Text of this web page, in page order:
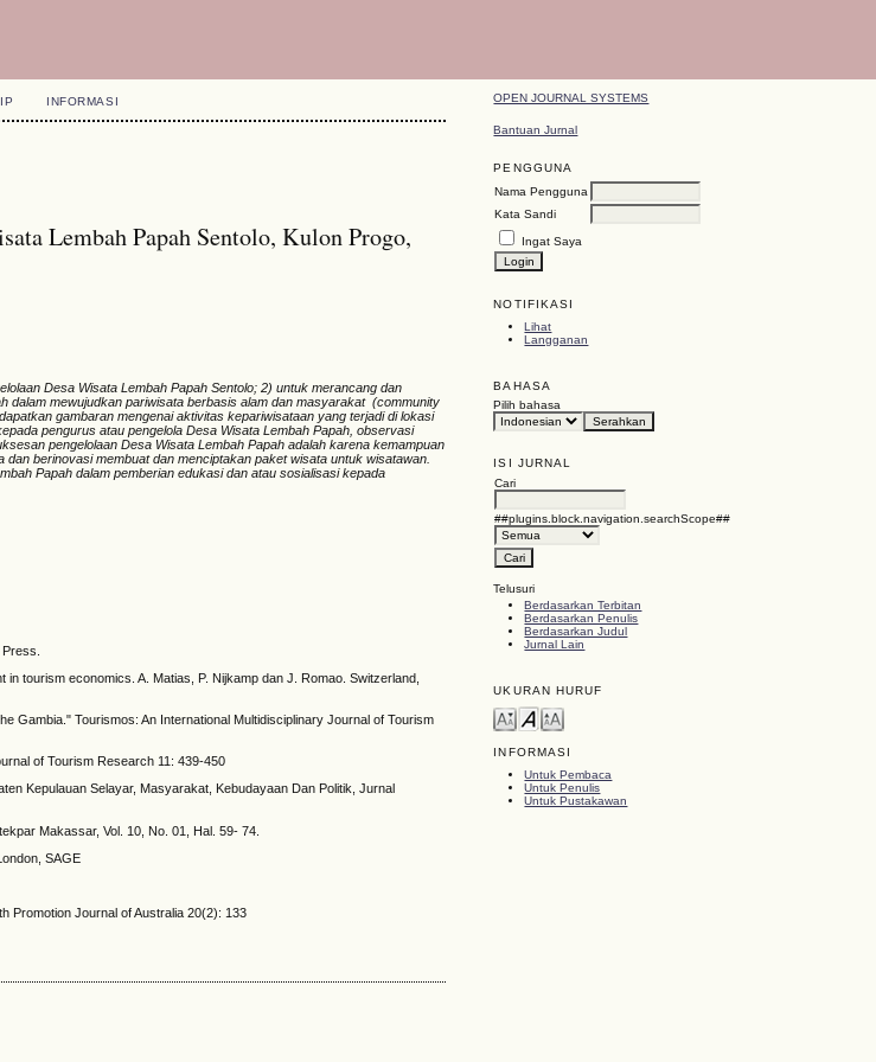
OPEN JOURNAL SYSTEMS
Bantuan Jurnal
PENGGUNA
Nama Pengguna
Kata Sandi
Ingat Saya
NOTIFIKASI
Lihat
Langganan
BAHASA
Pilih bahasa
ISI JURNAL
Cari
##plugins.block.navigation.searchScope##
Telusuri
Berdasarkan Terbitan
Berdasarkan Penulis
Berdasarkan Judul
Jurnal Lain
UKURAN HURUF
INFORMASI
Untuk Pembaca
Untuk Penulis
Untuk Pustakawan
INFORMASI
Lembah Papah Sentolo, Kulon Progo,
Desa Wisata Lembah Papah Sentolo; 2) untuk merancang dan
dalam mewujudkan pariwisata berbasis alam dan masyarakat (community
gambaran mengenai aktivitas kepariwisataan yang terjadi di lokasi
pengurus atau pengelola Desa Wisata Lembah Papah, observasi
pengelolaan Desa Wisata Lembah Papah adalah karena kemampuan
berinovasi membuat dan menciptakan paket wisata untuk wisatawan.
Papah dalam pemberian edukasi dan atau sosialisasi kepada
tourism economics. A. Matias, P. Nijkamp dan J. Romao. Switzerland,
Gambia." Tourismos: An International Multidisciplinary Journal of Tourism
of Tourism Research 11: 439-450
Kepulauan Selayar, Masyarakat, Kebudayaan Dan Politik, Jurnal
Makassar, Vol. 10, No. 01, Hal. 59- 74.
SAGE
Promotion Journal of Australia 20(2): 133